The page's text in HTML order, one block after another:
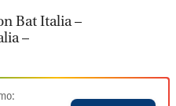
Bat Italia –
–